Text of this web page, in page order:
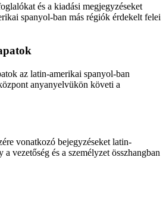
és a kiadási megjegyzéseket
spanyol-ban más régiók érdekelt felei
az latin-amerikai spanyol-ban
anyanyelvükön követi a
vonatkozó bejegyzéseket latin-
vezetőség és a személyzet összhangban